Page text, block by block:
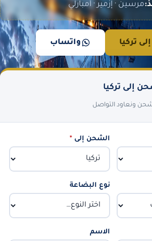
مرسين · إزمير · أمبارلي
تركيا واتساب
إلى تركيا
ونعاود التواصل
الشحن إلى*
نوع البضاعة
الاسم